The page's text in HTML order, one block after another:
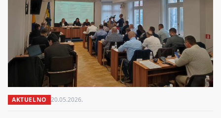
AKTUELNO 20.05.2026.